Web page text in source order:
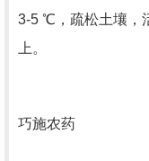
3-5 ℃，疏松土壤，
上。
巧施农药